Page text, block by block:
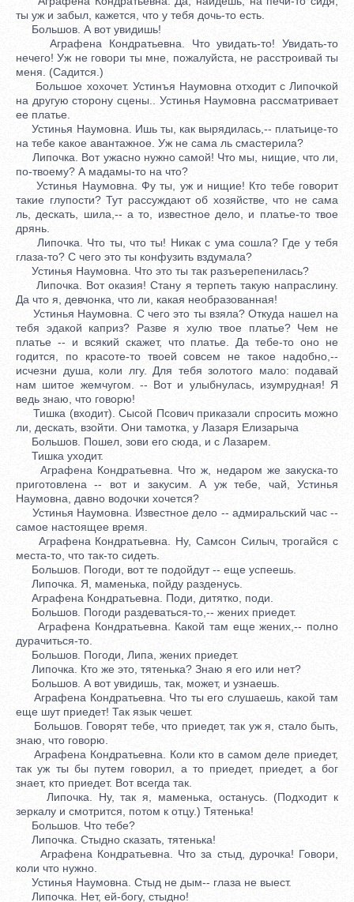
ты уж и забыл, кажется, что у тебя дочь-то есть.
Большов. А вот увидишь!
Аграфена Кондратьевна. Что увидать-то! Увидать-то
нечего! Уж не говори ты мне, пожалуйста, не расстроивай ты
меня. (Садится.)
Большое хохочет. Устинъя Наумовна отходит с Липочкой
на другую сторону сцены.. Устинья Наумовна рассматривает
ее платье.
Устинья Наумовна. Ишь ты, как вырядилась,-- платьице-то
на тебе какое авантажное. Уж не сама ль смастерила?
Липочка. Вот ужасно нужно самой! Что мы, нищие, что ли,
по-твоему? А мадамы-то на что?
Устинья Наумовна. Фу ты, уж и нищие! Кто тебе говорит
такие глупости? Тут рассуждают об хозяйстве, что не сама
ль, дескать, шила,-- а то, известное дело, и платье-то твое
дрянь.
Липочка. Что ты, что ты! Никак с ума сошла? Где у тебя
глаза-то? С чего это ты конфузить вздумала?
Устинья Наумовна. Что это ты так разъерепенилась?
Липочка. Вот оказия! Стану я терпеть такую напраслину.
Да что я, девчонка, что ли, какая необразованная!
Устинья Наумовна. С чего это ты взяла? Откуда нашел на
тебя эдакой каприз? Разве я хулю твое платье? Чем не
платье -- и всякий скажет, что платье. Да тебе-то оно не
годится, по красоте-то твоей совсем не такое надобно,--
исчезни душа, коли лгу. Для тебя золотого мало: подавай
нам шитое жемчугом. -- Вот и улыбнулась, изумрудная! Я
ведь знаю, что говорю!
Тишка (входит). Сысой Псович приказали спросить можно
ли, дескать, взойти. Они тамотка, у Лазаря Елизарыча
Большов. Пошел, зови его сюда, и с Лазарем.
Тишка уходит.
Аграфена Кондратьевна. Что ж, недаром же закуска-то
приготовлена -- вот и закусим. А уж тебе, чай, Устинья
Наумовна, давно водочки хочется?
Устинья Наумовна. Известное дело -- адмиральский час --
самое настоящее время.
Аграфена Кондратьевна. Ну, Самсон Силыч, трогайся с
места-то, что так-то сидеть.
Большов. Погоди, вот те подойдут -- еще успеешь.
Липочка. Я, маменька, пойду разденусь.
Аграфена Кондратьевна. Поди, дитятко, поди.
Большов. Погоди раздеваться-то,-- жених приедет.
Аграфена Кондратьевна. Какой там еще жених,-- полно
дурачиться-то.
Большов. Погоди, Липа, жених приедет.
Липочка. Кто же это, тятенька? Знаю я его или нет?
Большов. А вот увидишь, так, может, и узнаешь.
Аграфена Кондратьевна. Что ты его слушаешь, какой там
еще шут приедет! Так язык чешет.
Большов. Говорят тебе, что приедет, так уж я, стало быть,
знаю, что говорю.
Аграфена Кондратьевна. Коли кто в самом деле приедет,
так уж ты бы путем говорил, а то приедет, приедет, а бог
знает, кто приедет. Вот всегда так.
Липочка. Ну, так я, маменька, останусь. (Подходит к
зеркалу и смотрится, потом к отцу.) Тятенька!
Большов. Что тебе?
Липочка. Стыдно сказать, тятенька!
Аграфена Кондратьевна. Что за стыд, дурочка! Говори,
коли что нужно.
Устинья Наумовна. Стыд не дым-- глаза не выест.
Липочка. Нет, ей-богу, стыдно!